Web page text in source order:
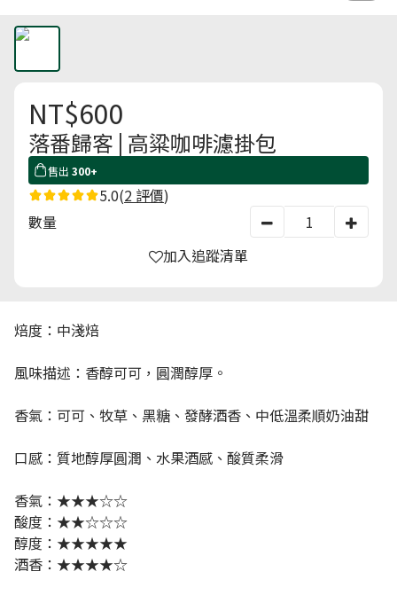
NT$600
落番歸客 | 高粱咖啡濾掛包
售出 300+
5.0(2 評價)
數量
加入追蹤清單
焙度：中淺焙
風味描述：香醇可可，圓潤醇厚。
香氣：可可、牧草、黑糖、發酵酒香、中低溫柔順奶油甜
口感：質地醇厚圓潤、水果酒感、酸質柔滑
香氣：★★★☆☆
酸度：★★☆☆☆
醇度：★★★★★
酒香：★★★★☆